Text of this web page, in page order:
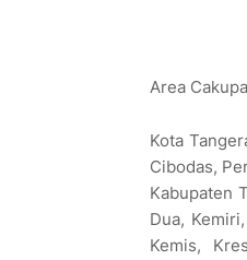
Area
Kota
Cibodas,
Kabupaten
Dua,
Kemis,